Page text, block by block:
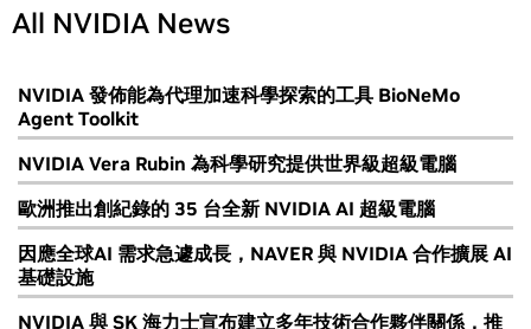
All NVIDIA News
NVIDIA 發佈能為代理加速科學探索的工具 BioNeMo
Agent Toolkit
NVIDIA Vera Rubin 為科學研究提供世界級超級電腦
歐洲推出創紀錄的 35 台全新 NVIDIA AI 超級電腦
因應全球AI 需求急遽成長，NAVER 與 NVIDIA 合作擴展 AI
基礎設施
NVIDIA 與 SK 海力士宣布建立多年技術合作夥伴關係，推